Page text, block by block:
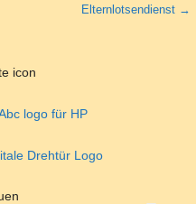
Elternlotsendienst →